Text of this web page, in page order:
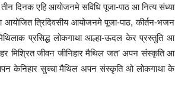
दिनक एहि आयोजनमे सविधि पूजा-पाठ आ नित्य संध्या
त्रिदिवसीय आयोजनमे पूजा-पाठ, कीर्तन-भजन
प्रसिद्ध लोकगाथा आल्हा-ऊदल केर प्रस्तुति आ
मिश्रित जीवन जीनिहार मैथिल जत’ अपन संस्कृति आ
केनिहार सुच्चा मैथिल अपन संस्कृति ओ लोकगाथा के